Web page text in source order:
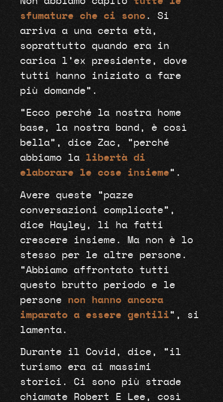
sfumature che ci sono. Si
arriva a una certa età,
soprattutto quando era in
carica l’ex presidente, dove
tutti hanno iniziato a fare
più domande”.
“Ecco perché la nostra home
base, la nostra band, è così
bella”, dice Zac, “perché
abbiamo la libertà di
elaborare le cose insieme“.
Avere queste “pazze
conversazioni complicate”,
dice Hayley, li ha fatti
crescere insieme. Ma non è lo
stesso per le altre persone.
“Abbiamo affrontato tutti
questo brutto periodo e le
persone non hanno ancora
imparato a essere gentili “, si
lamenta.
Durante il Covid, dice, “il
turismo era ai massimi
storici. Ci sono più strade
chiamate Robert E Lee, così